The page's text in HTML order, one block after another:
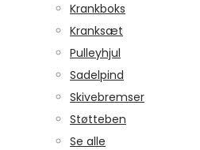
Krankboks
Kranksæt
Pulleyhjul
Sadelpind
Skivebremser
Støtteben
Se alle